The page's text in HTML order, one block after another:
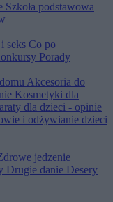
Szkoła podstawowa
seks Co po
Porady
Akcesoria do
Kosmetyki dla
dla dzieci - opinie
i odżywianie dzieci
jedzenie
Drugie danie Desery